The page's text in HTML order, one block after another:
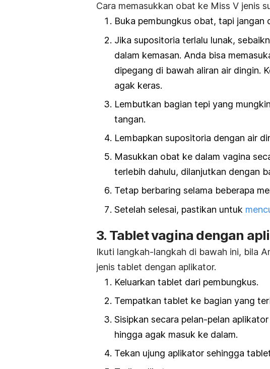
Cara memasukkan obat ke Miss V jenis
Buka pembungkus obat, tapi jangan
Jika supositoria terlalu lunak,
dalam kemasan. Anda bisa
dipegang di bawah aliran air dingin.
agak keras.
Lembutkan bagian tepi yang
tangan.
Lembapkan supositoria dengan air
Masukkan obat ke dalam vagina
terlebih dahulu, dilanjutkan dengan
Tetap berbaring selama beberapa
Setelah selesai, pastikan untuk
3. Tablet vagina dengan
Ikuti langkah-langkah di bawah ini, bila
jenis tablet dengan aplikator.
Keluarkan tablet dari pembungkus.
Tempatkan tablet ke bagian yang
Sisipkan secara pelan-pelan
hingga agak masuk ke dalam.
Tekan ujung aplikator sehingga